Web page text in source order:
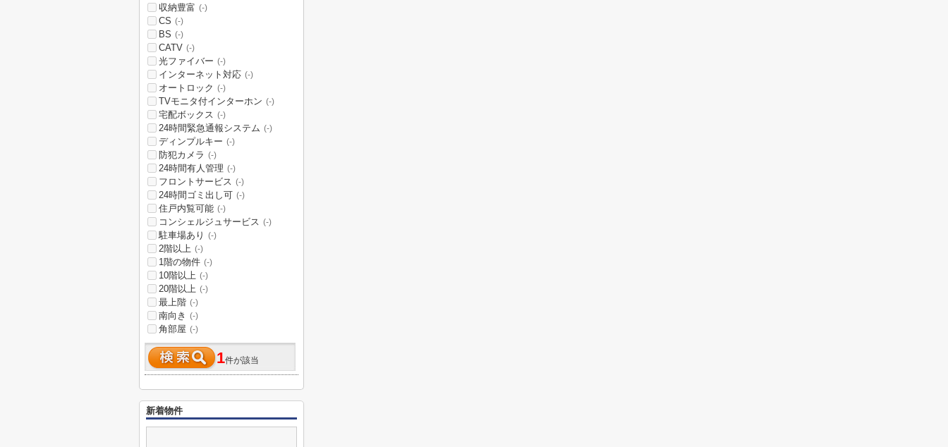
収納豊富 (-)
CS (-)
BS (-)
CATV (-)
光ファイバー (-)
インターネット対応 (-)
オートロック (-)
TVモニタ付インターホン (-)
宅配ボックス (-)
24時間緊急通報システム (-)
ディンプルキー (-)
防犯カメラ (-)
24時間有人管理 (-)
フロントサービス (-)
24時間ゴミ出し可 (-)
住戸内覧可能 (-)
コンシェルジュサービス (-)
駐車場あり (-)
2階以上 (-)
1階の物件 (-)
10階以上 (-)
20階以上 (-)
最上階 (-)
南向き (-)
角部屋 (-)
1件が該当
新着物件